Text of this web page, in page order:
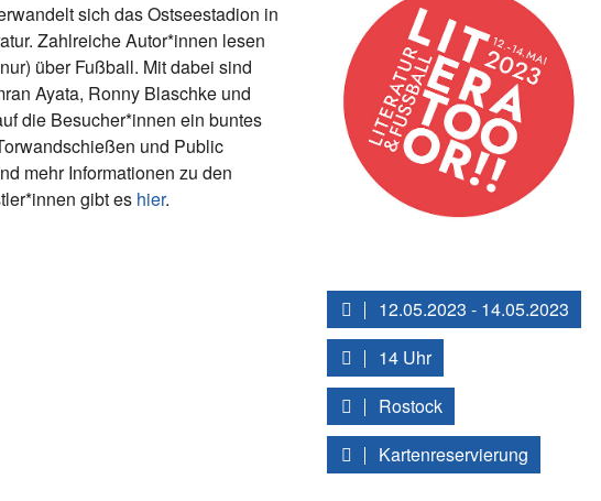
sich das Ostseestadion in
Zahlreiche Autor*innen lesen
über Fußball. Mit dabei sind
Ayata, Ronny Blaschke und
die Besucher*innen ein buntes
und Public
mehr Informationen zu den
gibt es hier.
12.05.2023 - 14.05.2023
14 Uhr
Rostock
Kartenreservierung